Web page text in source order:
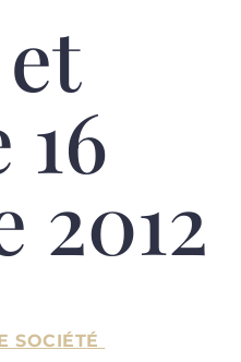
2012
SOCIÉTÉ